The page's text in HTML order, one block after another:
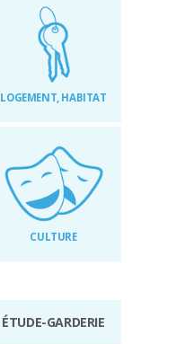
LOGEMENT, HABITAT
CULTURE
ÉTUDE-GARDERIE